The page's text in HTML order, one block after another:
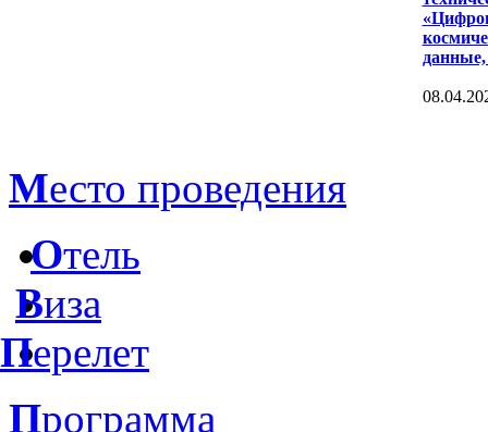
данные,
Место проведения
Отель
Виза
Перелет
Программа